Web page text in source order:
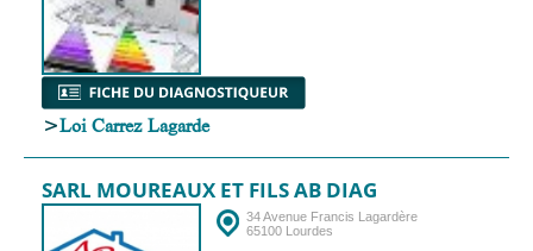
>Loi Carrez Lagarde
SARL MOUREAUX ET FILS AB DIAG
34 Avenue Francis Lagardère
65100 Lourdes